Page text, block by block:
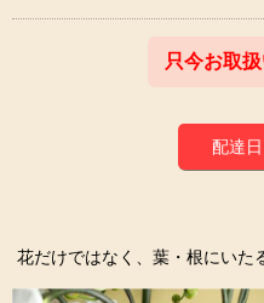
只今お取
配達
花だけではなく、葉・根にいた